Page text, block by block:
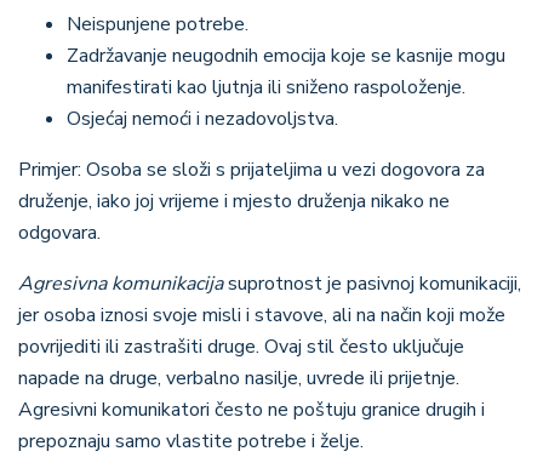
Neispunjene potrebe.
Zadržavanje neugodnih emocija koje se kasnije mogu
manifestirati kao ljutnja ili sniženo raspoloženje.
Osjećaj nemoći i nezadovoljstva.
Primjer: Osoba se složi s prijateljima u vezi dogovora za
druženje, iako joj vrijeme i mjesto druženja nikako ne
odgovara.
Agresivna komunikacijasuprotnost je pasivnoj komunikaciji,
jer osoba iznosi svoje misli i stavove, ali na način koji može
povrijediti ili zastrašiti druge. Ovaj stil često uključuje
napade na druge, verbalno nasilje, uvrede ili prijetnje.
Agresivni komunikatori često ne poštuju granice drugih i
prepoznaju samo vlastite potrebe i želje.